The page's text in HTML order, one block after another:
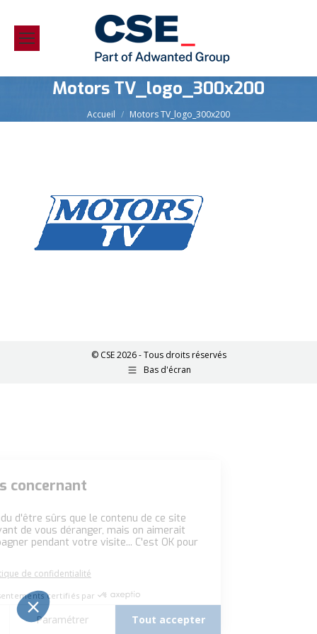
concernant
attendu d'être sûrs que le contenu de ce site
avant de vous déranger, mais on aimerait
pendant votre visite... C'est OK pour
politique de confidentialité
Consentements certifiés par
Paramétrer Tout accepter
Motors TV_logo_300x200
Vous êtes ici :
Accueil Motors TV_logo_300x200
© CSE 2026 - Tous droits réservés
Bas d'écran